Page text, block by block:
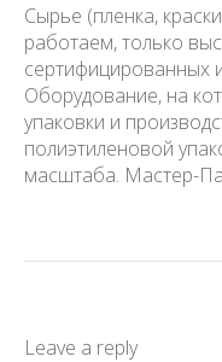
Сырье (пленка,
работаем, только
сертифицированных
Оборудование, на
упаковки и
полиэтиленовой
масштаба. Мастер-
Leave a reply